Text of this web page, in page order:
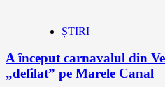
ȘTIRI
A început carnavalul din
„defilat” pe Marele Canal